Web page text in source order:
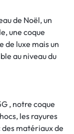
de Noël, un
une coque
de luxe mais un
au niveau du
, notre coque
les rayures
matériaux de